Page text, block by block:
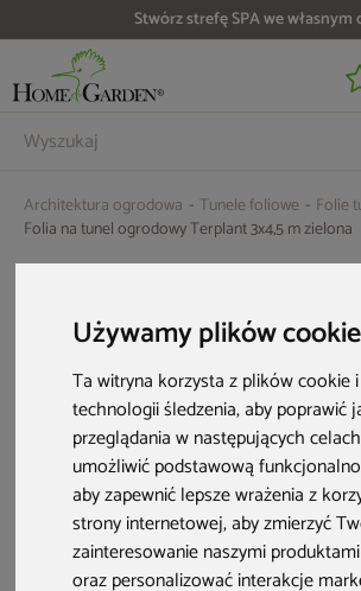
Używamy plików cookie
Ta witryna korzysta z plików cookie
technologii śledzenia, aby poprawić
przeglądania w następujących
umożliwić podstawową
aby zapewnić lepsze wrażenia z
strony internetowej,aby zmierzyć
zainteresowanie naszymi
oraz personalizować interakcje
Stwórz strefę SPA we własnym
Architektura ogrodowa Tunele foliowe
Folie
Folia na tunel ogrodowy Terplant 3x4,5 m zielona
Folia na tunel
ogrodowy Terplant